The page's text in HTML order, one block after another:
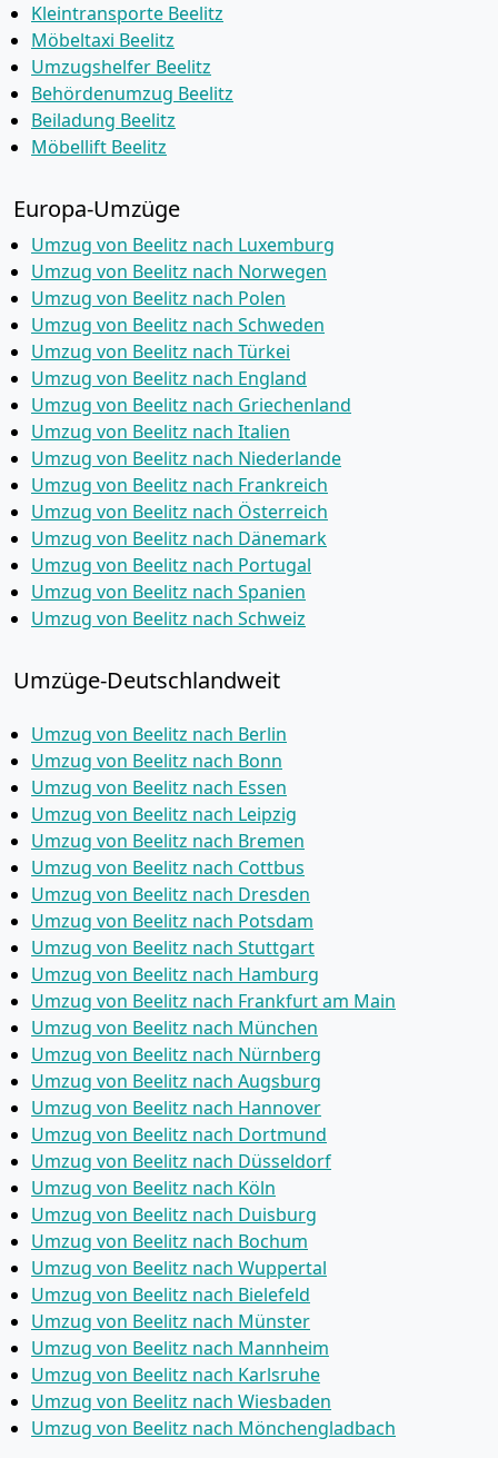
Kleintransporte Beelitz
Möbeltaxi Beelitz
Umzugshelfer Beelitz
Behördenumzug Beelitz
Beiladung Beelitz
Möbellift Beelitz
Europa-Umzüge
Umzug von Beelitz nach Luxemburg
Umzug von Beelitz nach Norwegen
Umzug von Beelitz nach Polen
Umzug von Beelitz nach Schweden
Umzug von Beelitz nach Türkei
Umzug von Beelitz nach England
Umzug von Beelitz nach Griechenland
Umzug von Beelitz nach Italien
Umzug von Beelitz nach Niederlande
Umzug von Beelitz nach Frankreich
Umzug von Beelitz nach Österreich
Umzug von Beelitz nach Dänemark
Umzug von Beelitz nach Portugal
Umzug von Beelitz nach Spanien
Umzug von Beelitz nach Schweiz
Umzüge-Deutschlandweit
Umzug von Beelitz nach Berlin
Umzug von Beelitz nach Bonn
Umzug von Beelitz nach Essen
Umzug von Beelitz nach Leipzig
Umzug von Beelitz nach Bremen
Umzug von Beelitz nach Cottbus
Umzug von Beelitz nach Dresden
Umzug von Beelitz nach Potsdam
Umzug von Beelitz nach Stuttgart
Umzug von Beelitz nach Hamburg
Umzug von Beelitz nach Frankfurt am Main
Umzug von Beelitz nach München
Umzug von Beelitz nach Nürnberg
Umzug von Beelitz nach Augsburg
Umzug von Beelitz nach Hannover
Umzug von Beelitz nach Dortmund
Umzug von Beelitz nach Düsseldorf
Umzug von Beelitz nach Köln
Umzug von Beelitz nach Duisburg
Umzug von Beelitz nach Bochum
Umzug von Beelitz nach Wuppertal
Umzug von Beelitz nach Bielefeld
Umzug von Beelitz nach Münster
Umzug von Beelitz nach Mannheim
Umzug von Beelitz nach Karlsruhe
Umzug von Beelitz nach Wiesbaden
Umzug von Beelitz nach Mönchen­gladbach